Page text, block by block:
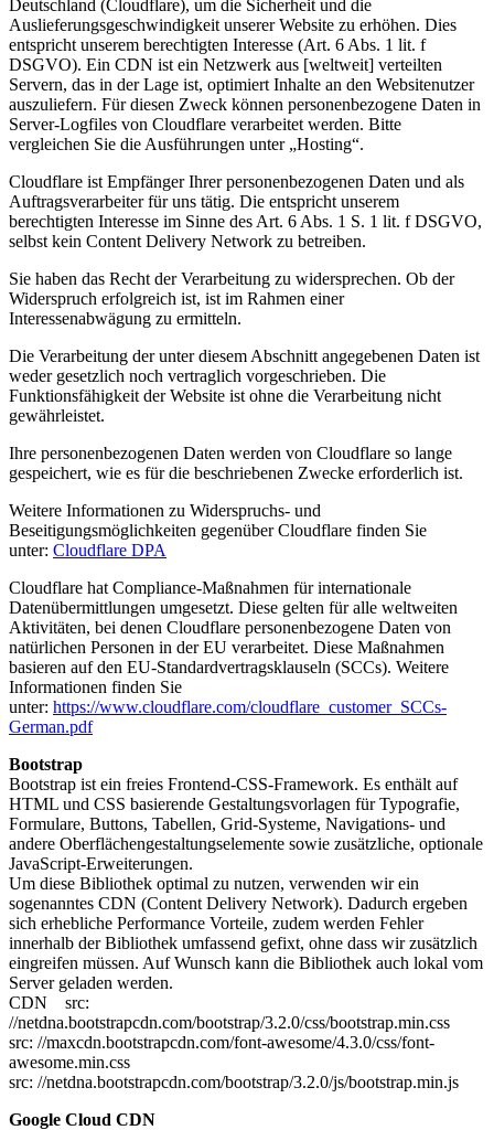
Deutschland (Cloudflare), um die Sicherheit und die
Auslieferungsgeschwindigkeit unserer Website zu erhöhen. Dies
entspricht unserem berechtigten Interesse (Art. 6 Abs. 1 lit. f
DSGVO). Ein CDN ist ein Netzwerk aus [weltweit] verteilten
Servern, das in der Lage ist, optimiert Inhalte an den Websitenutzer
auszuliefern. Für diesen Zweck können personenbezogene Daten in
Server-Logfiles von Cloudflare verarbeitet werden. Bitte
vergleichen Sie die Ausführungen unter „Hosting“.
Cloudflare ist Empfänger Ihrer personenbezogenen Daten und als
Auftragsverarbeiter für uns tätig. Die entspricht unserem
berechtigten Interesse im Sinne des Art. 6 Abs. 1 S. 1 lit. f DSGVO,
selbst kein Content Delivery Network zu betreiben.
Sie haben das Recht der Verarbeitung zu widersprechen. Ob der
Widerspruch erfolgreich ist, ist im Rahmen einer
Interessenabwägung zu ermitteln.
Die Verarbeitung der unter diesem Abschnitt angegebenen Daten ist
weder gesetzlich noch vertraglich vorgeschrieben. Die
Funktionsfähigkeit der Website ist ohne die Verarbeitung nicht
gewährleistet.
Ihre personenbezogenen Daten werden von Cloudflare so lange
gespeichert, wie es für die beschriebenen Zwecke erforderlich ist.
Weitere Informationen zu Widerspruchs- und
Beseitigungsmöglichkeiten gegenüber Cloudflare finden Sie
unter: Cloudflare DPA
Cloudflare hat Compliance-Maßnahmen für internationale
Datenübermittlungen umgesetzt. Diese gelten für alle weltweiten
Aktivitäten, bei denen Cloudflare personenbezogene Daten von
natürlichen Personen in der EU verarbeitet. Diese Maßnahmen
basieren auf den EU-Standardvertragsklauseln (SCCs). Weitere
Informationen finden Sie
unter: https://www.cloudflare.com/cloudflare_customer_SCCs-
German.pdf
Bootstrap
Bootstrap ist ein freies Frontend-CSS-Framework. Es enthält auf
HTML und CSS basierende Gestaltungsvorlagen für Typografie,
Formulare, Buttons, Tabellen, Grid-Systeme, Navigations- und
andere Oberflächengestaltungselemente sowie zusätzliche, optionale
JavaScript-Erweiterungen.
Um diese Bibliothek optimal zu nutzen, verwenden wir ein
sogenanntes CDN (Content Delivery Network). Dadurch ergeben
sich erhebliche Performance Vorteile, zudem werden Fehler
innerhalb der Bibliothek umfassend gefixt, ohne dass wir zusätzlich
eingreifen müssen. Auf Wunsch kann die Bibliothek auch lokal vom
Server geladen werden.
CDN src:
//netdna.bootstrapcdn.com/bootstrap/3.2.0/css/bootstrap.min.css
src: //maxcdn.bootstrapcdn.com/font-awesome/4.3.0/css/font-
awesome.min.css
src: //netdna.bootstrapcdn.com/bootstrap/3.2.0/js/bootstrap.min.js
Google Cloud CDN